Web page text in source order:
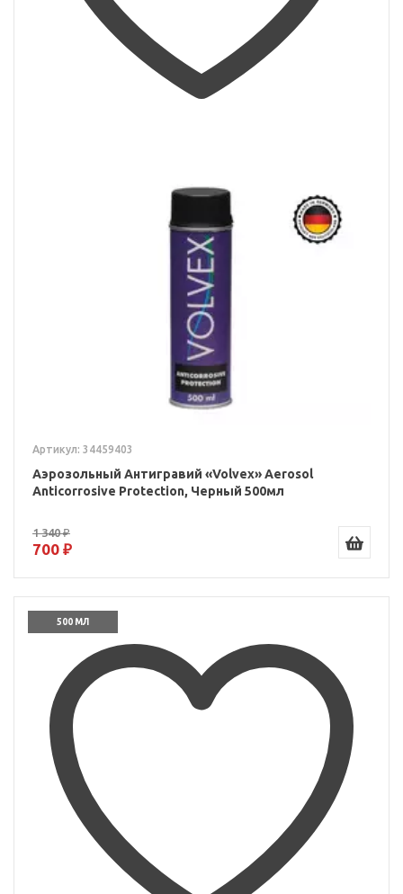
Артикул: 34459403
Аэрозольный Антигравий «Volvex» Aerosol
Anticorrosive Protection, Черный 500мл
1 340 ₽
700 ₽
500 МЛ